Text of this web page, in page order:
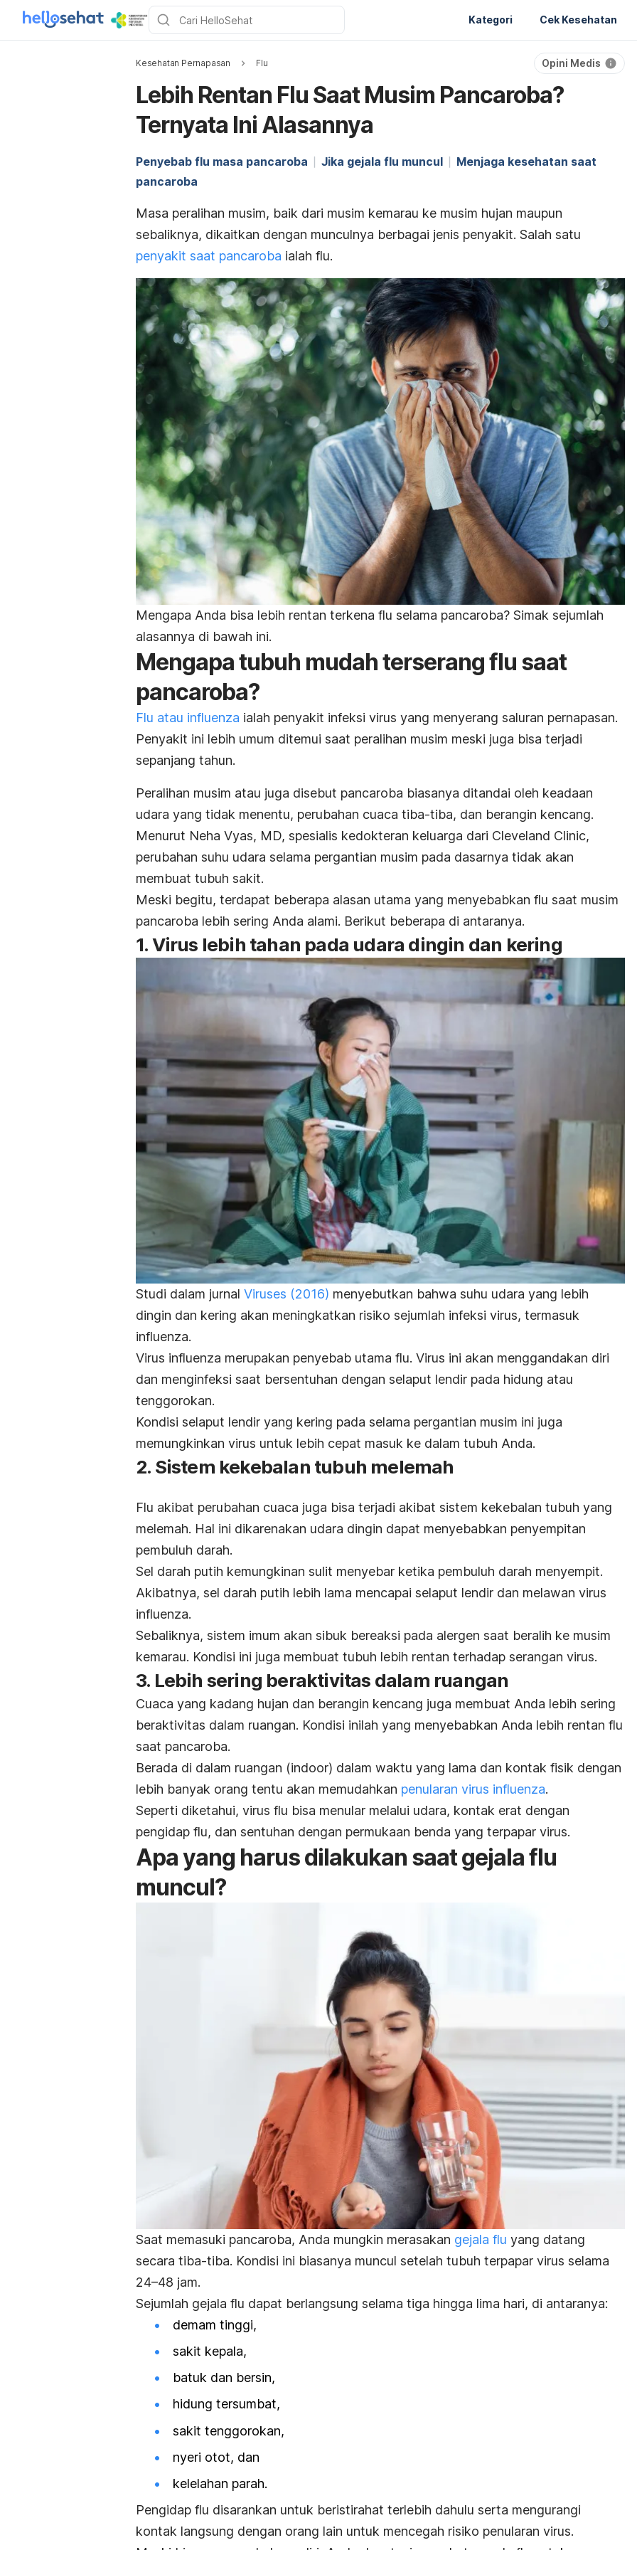
Kategori Cek Kesehatan
Kesehatan Pernapasan Flu Opini Medis
Lebih Rentan Flu Saat Musim Pancaroba?
Ternyata Ini Alasannya
Penyebab flu masa pancaroba Jika gejala flu muncul
Menjaga kesehatan saat
pancaroba
Masa peralihan musim, baik dari musim kemarau ke musim hujan maupun
sebaliknya, dikaitkan dengan munculnya berbagai jenis penyakit. Salah satu
penyakit saat pancaroba ialah flu.
Mengapa Anda bisa lebih rentan terkena flu selama pancaroba? Simak sejumlah
alasannya di bawah ini.
Mengapa tubuh mudah terserang flu saat
pancaroba?
Flu atau influenza ialah penyakit infeksi virus yang menyerang saluran pernapasan.
Penyakit ini lebih umum ditemui saat peralihan musim meski juga bisa terjadi
sepanjang tahun.
Peralihan musim atau juga disebut pancaroba biasanya ditandai oleh keadaan
udara yang tidak menentu, perubahan cuaca tiba-tiba, dan berangin kencang.
Menurut Neha Vyas, MD, spesialis kedokteran keluarga dari Cleveland Clinic,
perubahan suhu udara selama pergantian musim pada dasarnya tidak akan
membuat tubuh sakit.
Meski begitu, terdapat beberapa alasan utama yang menyebabkan flu saat musim
pancaroba lebih sering Anda alami. Berikut beberapa di antaranya.
1. Virus lebih tahan pada udara dingin dan kering
Studi dalam jurnal Viruses (2016) menyebutkan bahwa suhu udara yang lebih
dingin dan kering akan meningkatkan risiko sejumlah infeksi virus, termasuk
influenza.
Virus influenza merupakan penyebab utama flu. Virus ini akan menggandakan diri
dan menginfeksi saat bersentuhan dengan selaput lendir pada hidung atau
tenggorokan.
Kondisi selaput lendir yang kering pada selama pergantian musim ini juga
memungkinkan virus untuk lebih cepat masuk ke dalam tubuh Anda.
2. Sistem kekebalan tubuh melemah
Flu akibat perubahan cuaca juga bisa terjadi akibat sistem kekebalan tubuh yang
melemah. Hal ini dikarenakan udara dingin dapat menyebabkan penyempitan
pembuluh darah.
Sel darah putih kemungkinan sulit menyebar ketika pembuluh darah menyempit.
Akibatnya, sel darah putih lebih lama mencapai selaput lendir dan melawan virus
influenza.
Sebaliknya, sistem imum akan sibuk bereaksi pada alergen saat beralih ke musim
kemarau. Kondisi ini juga membuat tubuh lebih rentan terhadap serangan virus.
3. Lebih sering beraktivitas dalam ruangan
Cuaca yang kadang hujan dan berangin kencang juga membuat Anda lebih sering
beraktivitas dalam ruangan. Kondisi inilah yang menyebabkan Anda lebih rentan flu
saat pancaroba.
Berada di dalam ruangan (indoor) dalam waktu yang lama dan kontak fisik dengan
lebih banyak orang tentu akan memudahkan penularan virus influenza.
Seperti diketahui, virus flu bisa menular melalui udara, kontak erat dengan
pengidap flu, dan sentuhan dengan permukaan benda yang terpapar virus.
Apa yang harus dilakukan saat gejala flu
muncul?
Saat memasuki pancaroba, Anda mungkin merasakan gejala flu yang datang
secara tiba-tiba. Kondisi ini biasanya muncul setelah tubuh terpapar virus selama
24–48 jam.
Sejumlah gejala flu dapat berlangsung selama tiga hingga lima hari, di antaranya:
demam tinggi,
sakit kepala,
batuk dan bersin,
hidung tersumbat,
sakit tenggorokan,
nyeri otot, dan
kelelahan parah.
Pengidap flu disarankan untuk beristirahat terlebih dahulu serta mengurangi
kontak langsung dengan orang lain untuk mencegah risiko penularan virus.